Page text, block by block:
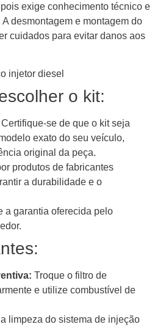
exige conhecimento técnico e
desmontagem e montagem do
cuidados para evitar danos aos
injetor diesel
o kit:
Certifique-se de que o kit seja
exato do seu veículo,
original da peça.
produtos de fabricantes
a durabilidade e o
a garantia oferecida pelo
Troque o filtro de
e utilize combustível de
limpeza do sistema de injeção